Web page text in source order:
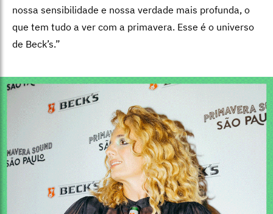
nossa sensibilidade e nossa verdade mais profunda, o
que tem tudo a ver com a primavera. Esse é o universo
de Beck’s.”